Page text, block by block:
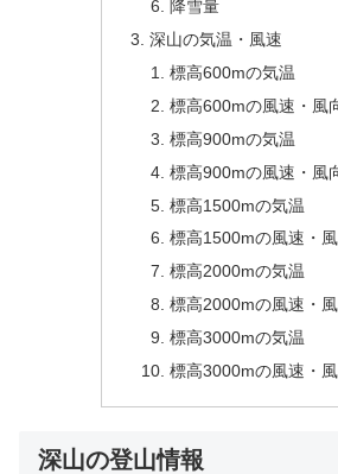
降雪量
深山の気温・風速
標高600mの気温
標高600mの風速・風
標高900mの気温
標高900mの風速・風
標高1500mの気温
標高1500mの風速・
標高2000mの気温
標高2000mの風速・
標高3000mの気温
標高3000mの風速・
深山の登山情報